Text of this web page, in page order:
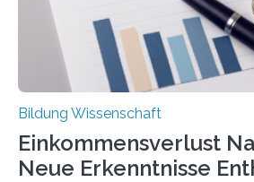
Bildung Wissenschaft
Einkommensverlust
Neue Erkenntnisse